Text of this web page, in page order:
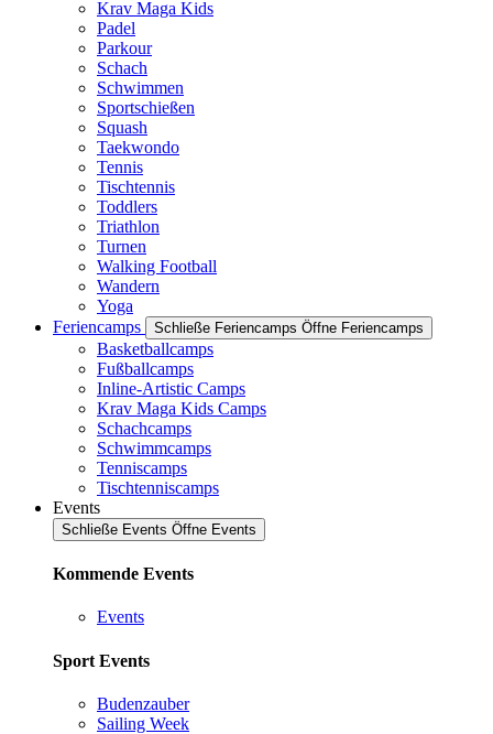
Krav Maga Kids
Padel
Parkour
Schach
Schwimmen
Sportschießen
Squash
Taekwondo
Tennis
Tischtennis
Toddlers
Triathlon
Turnen
Walking Football
Wandern
Yoga
Feriencamps
Schließe Feriencamps Öffne Feriencamps
Basketballcamps
Fußballcamps
Inline-Artistic Camps
Krav Maga Kids Camps
Schachcamps
Schwimmcamps
Tenniscamps
Tischtenniscamps
Events
Schließe Events Öffne Events
Kommende Events
Events
Sport Events
Budenzauber
Sailing Week